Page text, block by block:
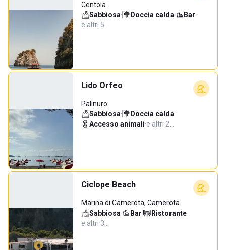
Centola
Sabbiosa· Doccia calda· Bar·
e altri 5…
Lido Orfeo
Palinuro
Sabbiosa· Doccia calda·
Accesso animali·e altri 2…
Ciclope Beach
Marina di Camerota, Camerota
Sabbiosa· Bar· Ristorante·
e altri 3…